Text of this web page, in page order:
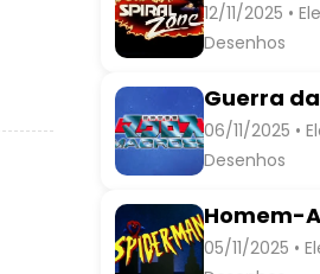
12/11/2025 •
Desenhos
Guerra
06/11/2025 •
Desenhos
Homem-
05/11/2025 •